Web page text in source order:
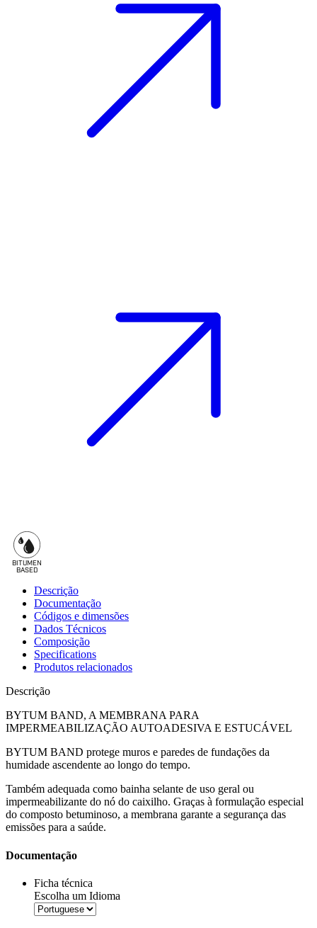
BITUMEN
BASED
Descrição
Documentação
Códigos e dimensões
Dados Técnicos
Composição
Specifications
Produtos relacionados
Descrição
BYTUM BAND, A MEMBRANA PARA
IMPERMEABILIZAÇÃO AUTOADESIVA E ESTUCÁVEL
BYTUM BAND protege muros e paredes de fundações da
humidade ascendente ao longo do tempo.
Também adequada como bainha selante de uso geral ou
impermeabilizante do nó do caixilho. Graças à formulação especial
do composto betuminoso, a membrana garante a segurança das
emissões para a saúde.
Documentação
Ficha técnica
Escolha um Idioma